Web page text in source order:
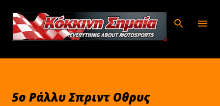
Μετάβαση στο κύριο περιεχόμενο
5ο Ράλλυ Σπριντ Οθρυς